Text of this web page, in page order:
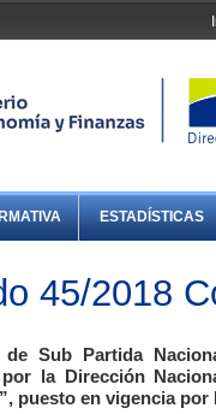
ESTADÍSTICAS
45/2018
Sub Partida
la Dirección
puesto en vigencia por